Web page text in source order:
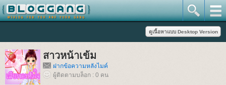
สาวหน้าเข้ม
ฝากข้อความหลังไมค์
ผู้ติดตามบล็อก : 0 คน